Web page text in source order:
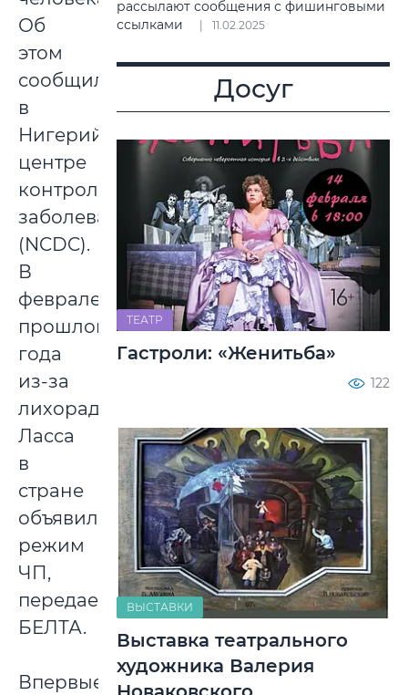
Об
этом
сообщили
в
Нигерийском
центре
контроля
заболеваний
(NCDC).
В
феврале
прошлого
года
из-за
лихорадки
Ласса
в
стране
объявили
режим
ЧП,
передает
БЕЛТА.
Впервые
рассылают сообщения с фишинговыми
ссылками
11.02.2025
Досуг
ТЕАТР
Гастроли: «Женитьба»
122
ВЫСТАВКИ
Выставка театрального
художника Валерия